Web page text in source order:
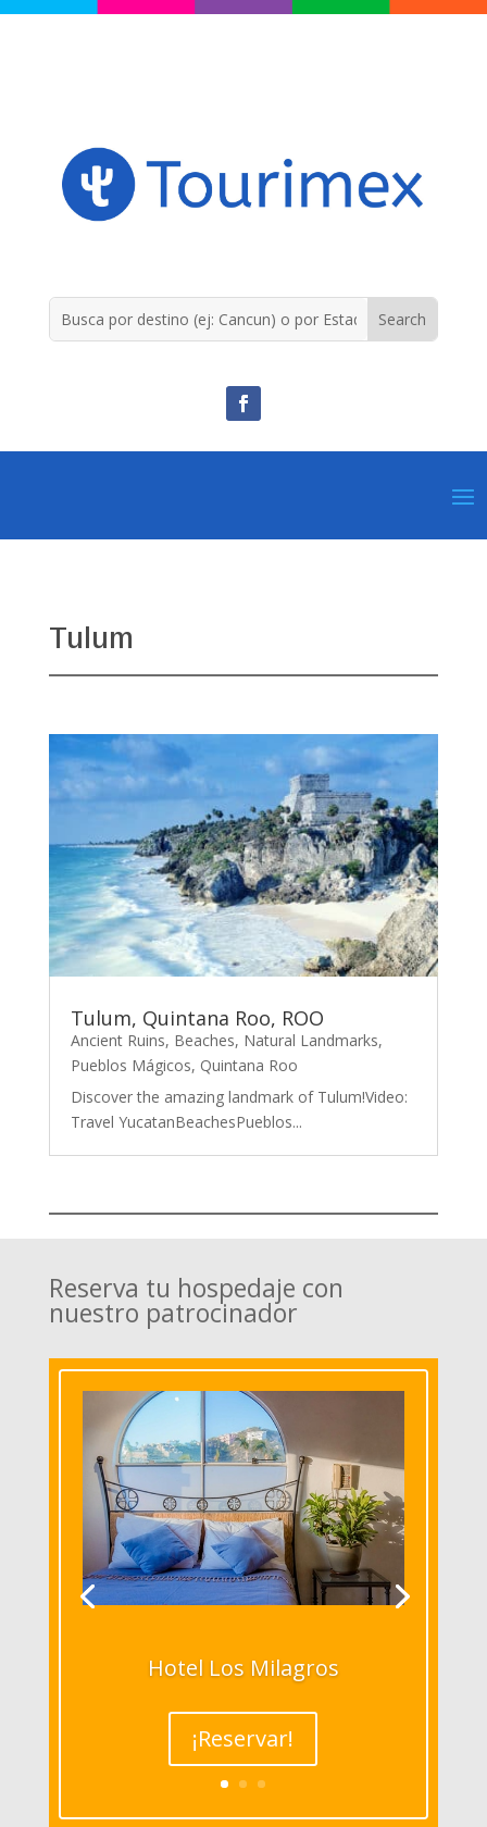
Tulum
Tulum, Quintana Roo, ROO
Ancient Ruins, Beaches, Natural Landmarks,
Pueblos Mágicos, Quintana Roo
Discover the amazing landmark of Tulum!Video:
Travel YucatanBeachesPueblos...
Reserva tu hospedaje con
nuestro patrocinador
Hotel Los Milagros
¡Reservar!